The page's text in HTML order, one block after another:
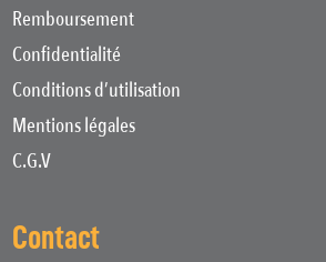
Remboursement
Confidentialité
Conditions d’utilisation
Mentions légales
C.G.V
Contact